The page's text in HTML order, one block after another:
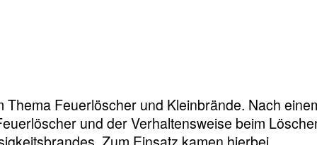
Feuerlöscher und Kleinbrände. Nach
und der Verhaltensweise beim